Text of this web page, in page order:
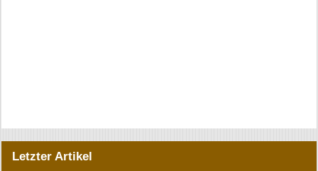
Letzter Artikel